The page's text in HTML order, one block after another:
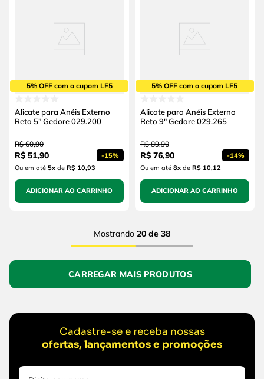
5% OFF com o cupom LF5
Alicate para Anéis Externo
Reto 5” Gedore 029.200
R$ 60,90
R$ 51,90 -15%
Ou em até 5xde R$ 10,93
ADICIONAR AO CARRINHO
5% OFF com o cupom LF5
Alicate para Anéis Externo
Reto 9" Gedore 029.265
R$ 89,90
R$ 76,90 -14%
Ou em até 8xde R$ 10,12
ADICIONAR AO CARRINHO
Mostrando 20 de 38
Cadastre-se e receba nossas
ofertas, lançamentos e promoções